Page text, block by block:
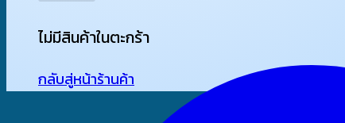
ไม่มีสินค้าในตะกร้า
กลับสู่หน้าร้านค้า